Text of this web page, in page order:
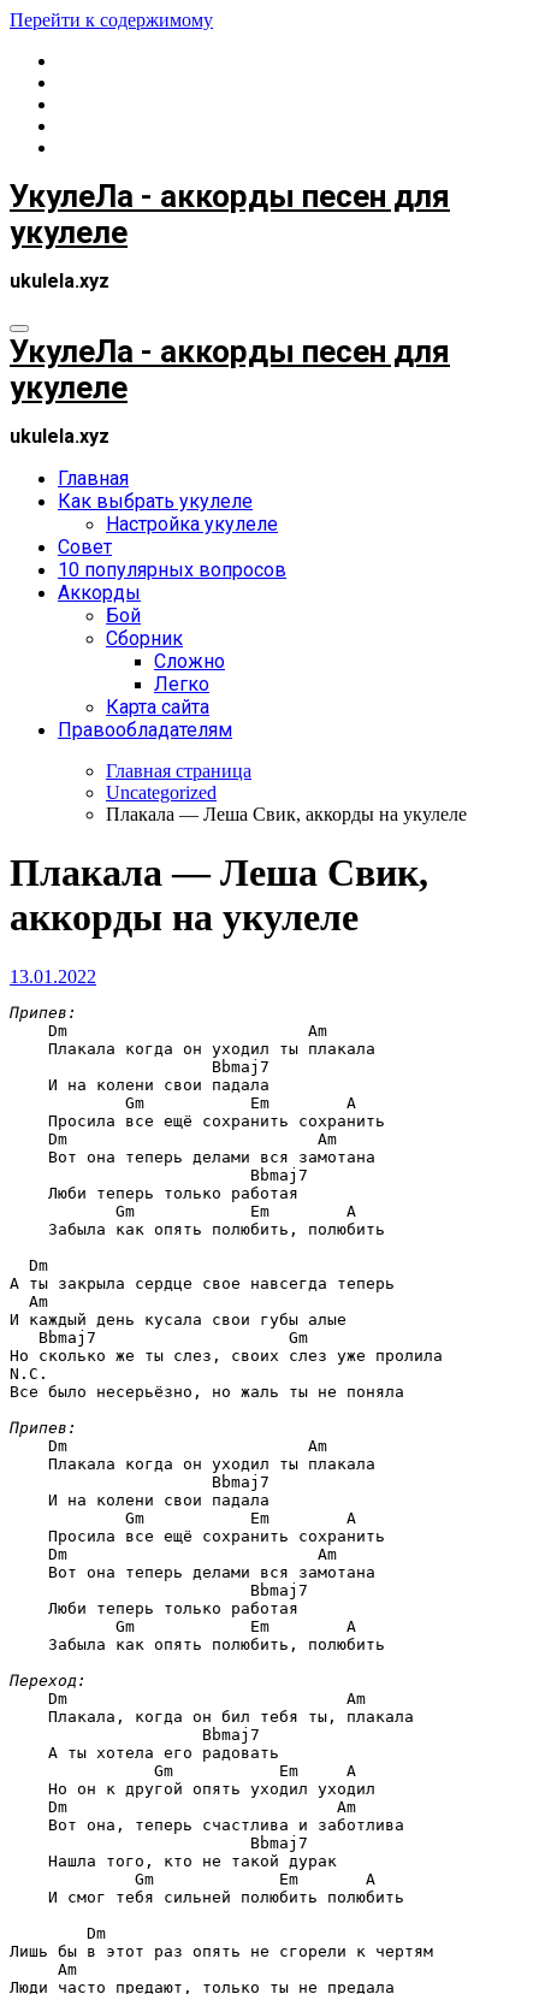
Перейти к содержимому
УкулеЛа - аккорды песен для
укулеле
ukulela.xyz
УкулеЛа - аккорды песен для
укулеле
ukulela.xyz
Главная
Как выбрать укулеле
Настройка укулеле
Совет
10 популярных вопросов
Аккорды
Бой
Сборник
Сложно
Легко
Карта сайта
Правообладателям
Главная страница
Uncategorized
Плакала — Леша Свик, аккорды на укулеле
Плакала — Леша Свик,
аккорды на укулеле
13.01.2022
Припев:
Dm                         Am
    Плакала когда он уходил ты плакала
                 Bbmaj7
    И на колени свои падала
        Gm           Em        A
    Просила все ещё сохранить сохранить
Dm                          Am
    Вот она теперь делами вся замотана
                     Bbmaj7
    Люби теперь только работая
       Gm            Em        A
    Забыла как опять полюбить, полюбить
  Dm
  Am
   Bbmaj7                    Gm
Но сколько же ты слез, своих слез уже пролила
N.C.
Все было несерьёзно, но жаль ты не поняла
Припев:
Dm                         Am
    Плакала когда он уходил ты плакала
                 Bbmaj7
    И на колени свои падала
        Gm           Em        A
    Просила все ещё сохранить сохранить
Dm                          Am
    Вот она теперь делами вся замотана
                     Bbmaj7
    Люби теперь только работая
       Gm            Em        A
    Забыла как опять полюбить, полюбить
Переход:
Dm                             Am
    Плакала, когда он бил тебя ты, плакала
                Bbmaj7
    А ты хотела его радовать
           Gm           Em     A
    Но он к другой опять уходил уходил
Dm                            Am
    Вот она, теперь счастлива и заботлива
                     Bbmaj7
    Нашла того, кто не такой дурак
         Gm             Em       A
    И смог тебя сильней полюбить полюбить
        Dm
     Am